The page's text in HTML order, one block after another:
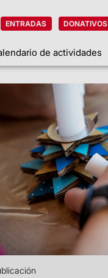
ENTRADAS DONATIVOS
de actividades